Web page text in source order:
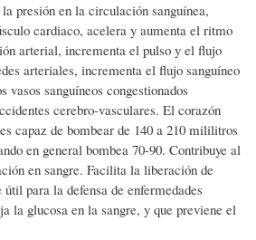
presión en la circulación sanguínea,
cardiaco, acelera y aumenta el ritmo
arterial, incrementa el pulso y el flujo
arteriales, incrementa el flujo sanguíneo
sanguíneos congestionados
cerebro-vasculares. El corazón
capaz de bombear de 140 a 210 mililitros
en general bombea 70-90. Contribuye al
en sangre. Facilita la liberación de
para la defensa de enfermedades
la glucosa en la sangre, y que previene el